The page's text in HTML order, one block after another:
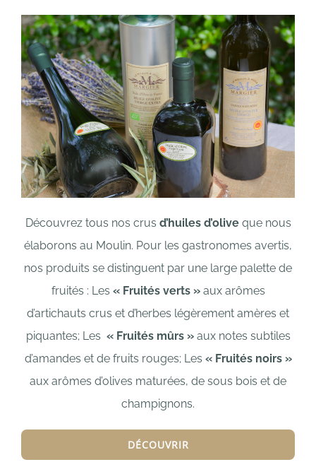
Découvrez tous nos crus d’huiles d’oliveque nous
élaborons au Moulin. Pour les gastronomes avertis,
nos produits se distinguent par une large palette de
fruités : Les « Fruités verts »aux arômes
d’artichauts crus et d’herbes légèrement amères et
piquantes; Les « Fruités mûrs » aux notes subtiles
d’amandes et de fruits rouges; Les « Fruités noirs »
aux arômes d’olives maturées, de sous bois et de
champignons.
DÉCOUVRIR